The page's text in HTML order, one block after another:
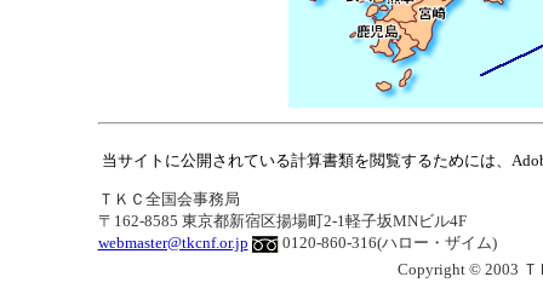
当サイトに公開されている計算書類を閲覧するためには、
ＴＫＣ全国会事務局
〒162-8585 東京都新宿区揚場町2-1軽子坂MNビル4F
webmaster@tkcnf.or.jp
0120-860-316(ハロー・ザイム)
Copyright © 2003 Ｔ